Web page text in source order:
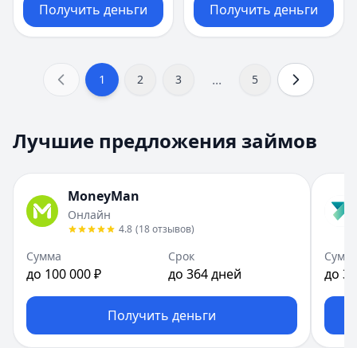
Получить деньги Получить деньги
1 2 3 ... 5
Лучшие предложения займов
MoneyMan
Онлайн
4.8 (18отзывов)
Сумма
до 100 000 ₽
Срок
до 364 дней
Получить деньги
до